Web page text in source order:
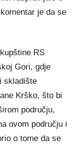
je da se
RS
Gori, gdje
skladište
Krško, što bi
području,
ovom području i
o tome da se